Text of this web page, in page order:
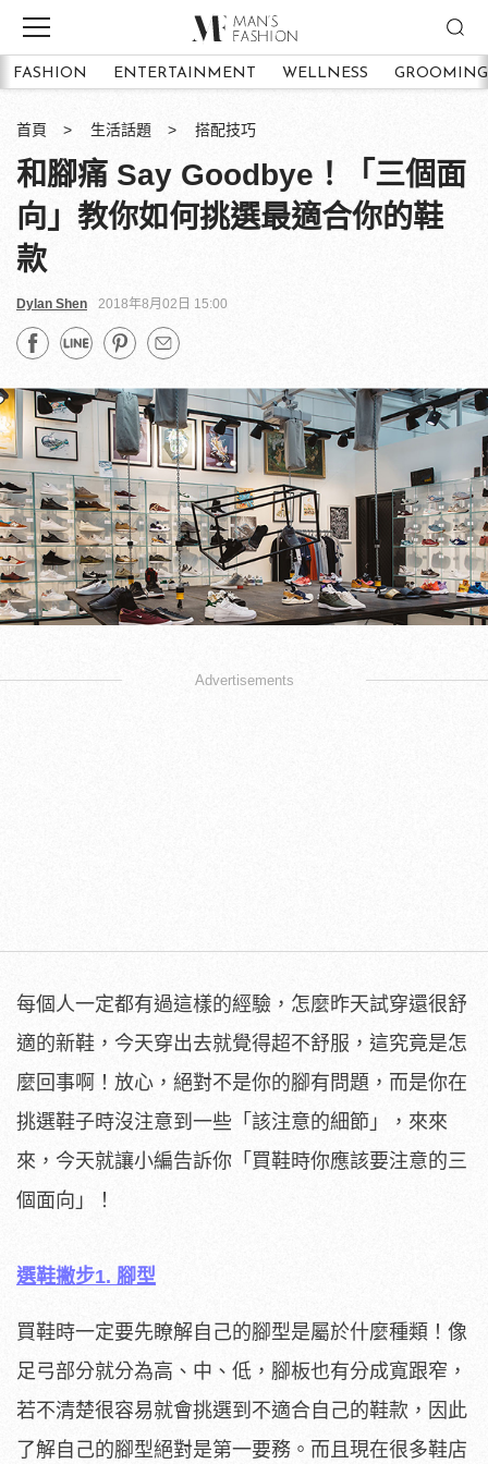
FASHION ENTERTAINMENT WELLNESS GROOMING
首頁 生活話題 搭配技巧
和腳痛 Say Goodbye！「三個面
向」教你如何挑選最適合你的鞋
款
Dylan Shen 2018年8月02日 15:00
Advertisements
每個人一定都有過這樣的經驗，怎麼昨天試穿還很舒
適的新鞋，今天穿出去就覺得超不舒服，這究竟是怎
麼回事啊！放心，絕對不是你的腳有問題，而是你在
挑選鞋子時沒注意到一些「該注意的細節」，來來
來，今天就讓小編告訴你「買鞋時你應該要注意的三
個面向」！
選鞋撇步1. 腳型
買鞋時一定要先瞭解自己的腳型是屬於什麼種類！像
足弓部分就分為高、中、低，腳板也有分成寬跟窄，
若不清楚很容易就會挑選到不適合自己的鞋款，因此
了解自己的腳型絕對是第一要務。而且現在很多鞋店